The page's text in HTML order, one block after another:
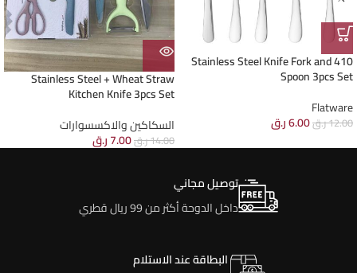
410 Stainless Steel Knife Fork and
Spoon 3pcs Set
Flatware
12.00ر.ق6.00ر.ق
Stainless Steel + Wheat Straw
Kitchen Knife 3pcs Set
السكاكين والاكسسوارات
14.00ر.ق7.00ر.ق
توصيل مجاني
داخل الدوحة أكثر من 99 ريال قطري
البطاقة عند الاستلام